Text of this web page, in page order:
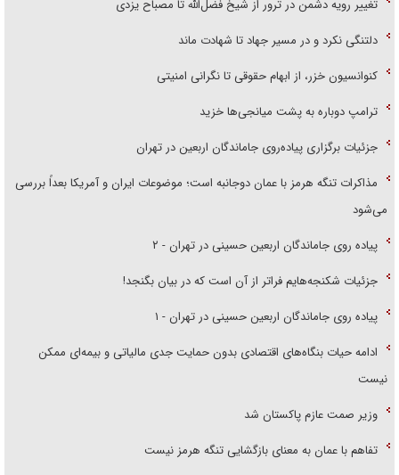
تغییر رویه دشمن در ترور از شیخ فضل‌الله تا مصباح یزدی
دلتنگی نکرد و در مسیر جهاد تا شهادت ماند
کنوانسیون خزر، از ابهام حقوقی تا نگرانی امنیتی
ترامپ دوباره به پشت میانجی‌ها خزید
جزئیات برگزاری پیاده‌روی جاماندگان اربعین در تهران
مذاکرات تنگه هرمز با عمان دوجانبه است؛ موضوعات ایران و آمریکا بعداً بررسی
می‌شود
پیاده روی جاماندگان اربعین حسینی در تهران - ۲
جزئیات شکنجه‌هایم فراتر از آن است که در بیان بگنجد!
پیاده روی جاماندگان اربعین حسینی در تهران - ۱
ادامه حیات بنگاه‌های اقتصادی بدون حمایت جدی مالیاتی و بیمه‌ای ممکن
نیست
وزیر صمت عازم پاکستان شد
تفاهم با عمان به معنای بازگشایی تنگه هرمز نیست